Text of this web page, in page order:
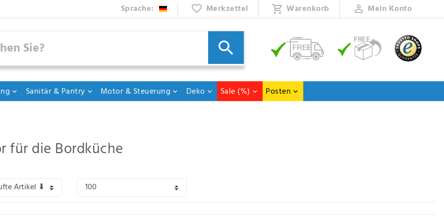
Sprache: Merkzettel Warenkorb Mein Konto
Sanitär & Pantry Motor & Steuerung Deko Sale (%) Posten
für die Bordküche